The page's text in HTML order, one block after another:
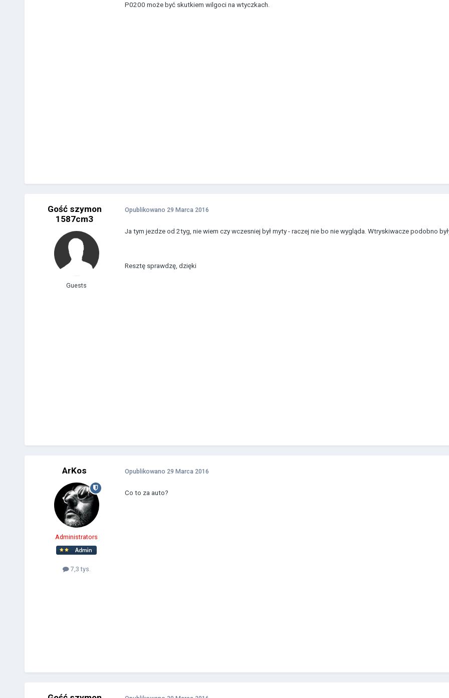
P0200 może być skutkiem wilgoci na wtyczkach.
Gość szymon
1587cm3
Guests
Opublikowano 29 Marca 2016
Ja tym jezdze od 2tyg, nie wiem czy wczesniej był myty - raczej nie bo nie wygląda. Wtryskiwacze podobno
Resztę sprawdzę, dzięki
ArKos
Administrators
7,3 tys.
Opublikowano 29 Marca 2016
Co to za auto?